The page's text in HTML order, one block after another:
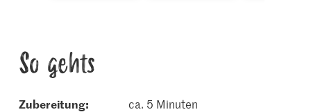
So gehts
Zubereitung: ca. 5 Minuten